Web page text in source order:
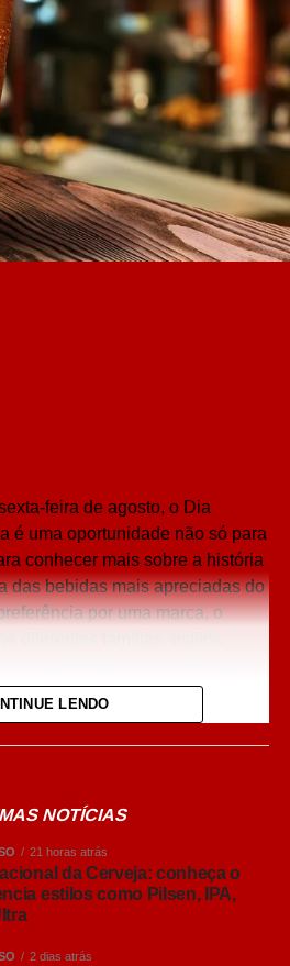
feira de agosto, o Dia
é uma oportunidade não só para
conhecer mais sobre a história
das bebidas mais apreciadas do
por uma marca, o
a experiência de consumo.
como Pilsen, Lager, IPA, Weiss
de muitos brasileiros,
que realmente diferencia cada
dos aromas, corpo,
estilos ajudam a explicar por
uma experiência diferente.
LENDO
NOTÍCIAS
21 horas atrás
da Cerveja: conheça o
estilos como Pilsen, IPA,
2 dias atrás